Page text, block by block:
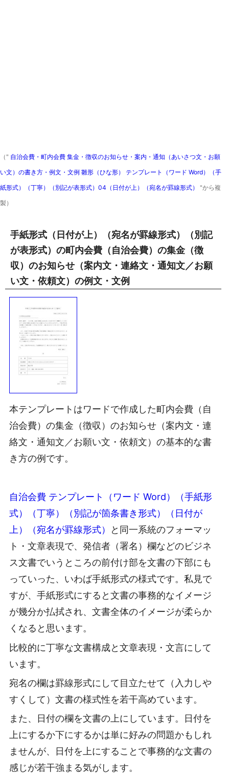
（" 自治会費・町内会費 集金・徴収のお知らせ・案内・通知（あいさつ文・お願
い文）の書き方・例文・文例 雛形（ひな形） テンプレート（ワード Word）（手
紙形式）（丁寧）（別記が表形式）04（日付が上）（宛名が罫線形式） "から複
製）
手紙形式（日付が上）（宛名が罫線形式）（別記
が表形式）の町内会費（自治会費）の集金（徴
収）のお知らせ（案内文・連絡文・通知文／お願
い文・依頼文）の例文・文例
本テンプレートはワードで作成した町内会費（自
治会費）の集金（徴収）のお知らせ（案内文・連
絡文・通知文／お願い文・依頼文）の基本的な書
き方の例です。
自治会費 テンプレート（ワード Word）（手紙形
式）（丁寧）（別記が箇条書き形式）（日付が
上）（宛名が罫線形式）
と同一系統のフォーマッ
ト・文章表現で、発信者（署名）欄などのビジネ
ス文書でいうところの前付け部を文書の下部にも
っていった、いわば手紙形式の様式です。私見で
すが、手紙形式にすると文書の事務的なイメージ
が幾分か払拭され、文書全体のイメージが柔らか
くなると思います。
比較的に丁寧な文書構成と文章表現・文言にして
います。
宛名の欄は罫線形式にして目立たせて（入力しや
すくして）文書の様式性を若干高めています。
また、日付の欄を文書の上にしています。日付を
上にするか下にするかは単に好みの問題かもしれ
ませんが、日付を上にすることで事務的な文書の
感じが若干強まる気がします。